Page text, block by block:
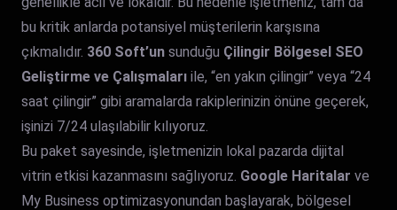
25.000,00₺.
bu kritik anlarda potansiyel müşterilerin karşısına
çıkmalıdır. 360 Soft’un sunduğu Çilingir Bölgesel SEO
Geliştirme ve Çalışmaları ile, “en yakın çilingir” veya “24
saat çilingir” gibi aramalarda rakiplerinizin önüne geçerek,
işinizi 7/24 ulaşılabilir kılıyoruz.
Bu paket sayesinde, işletmenizin lokal pazarda dijital
vitrin etkisi kazanmasını sağlıyoruz. Google Haritalar ve
My Business optimizasyonundan başlayarak, bölgesel